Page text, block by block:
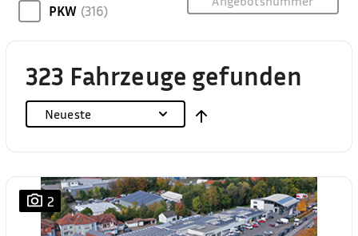
PKW (316)
323 Fahrzeuge gefunden
Neueste
2